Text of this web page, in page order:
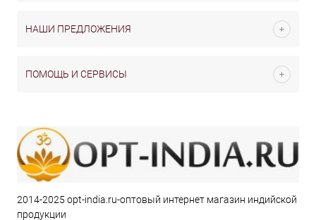
НАШИ ПРЕДЛОЖЕНИЯ
ПОМОЩЬ И СЕРВИСЫ
2014-2025 opt-india.ru-оптовый интернет магазин индийской
продукции